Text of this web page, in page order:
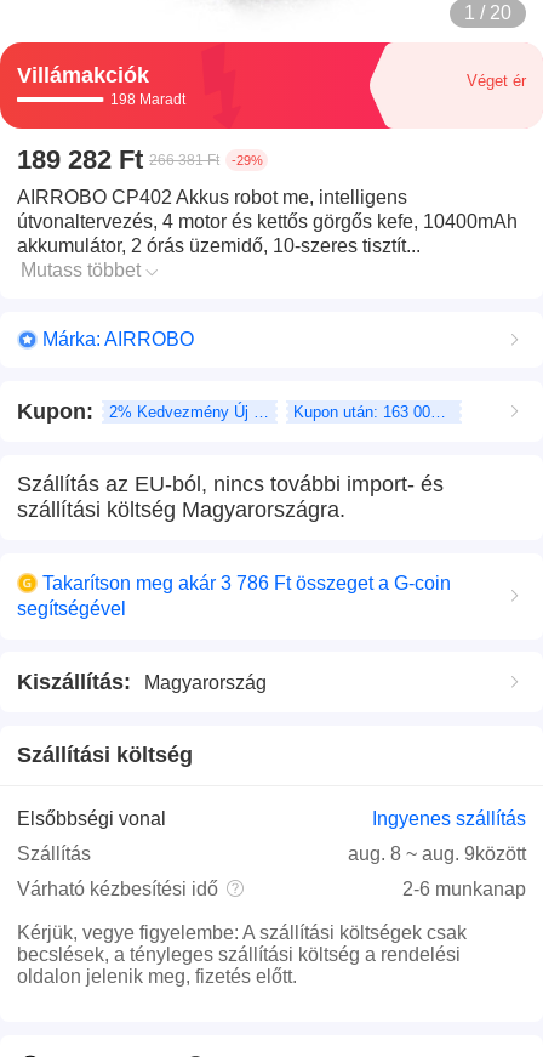
1 / 20
Villámakciók
198 Maradt
Véget ér
189 282 Ft 266 381 Ft -29%
AIRROBO CP402 Akkus robot me, intelligens
útvonaltervezés, 4 motor és kettős görgős kefe, 10400mAh
akkumulátor, 2 órás üzemidő, 10-szeres tisztít...
Mutass többet
Márka: AIRROBO
Kupon:
Szállítás az EU-ból, nincs további import- és
szállítási költség Magyarországra.
Takarítson meg akár 3 786 Ft összeget a G-coin
segítségével
Kiszállítás: Magyarország
Szállítási költség
Elsőbbségi vonal
Ingyenes szállítás
Szállítás
aug. 8~ aug. 9között
Várható kézbesítési idő
2-6 munkanap
Kérjük, vegye figyelembe:A szállítási költségek csak
becslések, a tényleges szállítási költség a rendelési
oldalon jelenik meg, fizetés előtt.